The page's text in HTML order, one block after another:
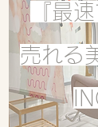
『最
売れる